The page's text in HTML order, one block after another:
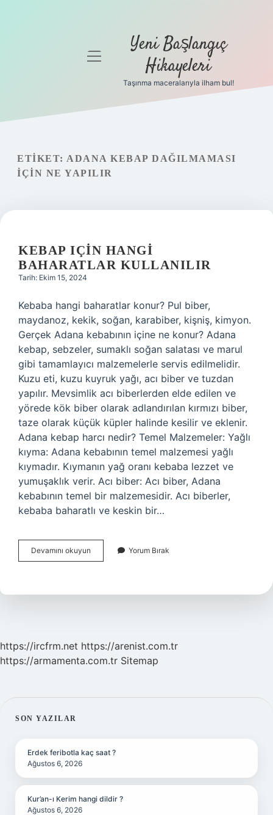
Gizlilik
Yasal Uyarı
menüyü
Yeni Başlangıç
Hikayeleri
Taşınma maceralarıyla ilham bul!
ETIKET: ADANA KEBAP DAĞILMAMASI
IÇIN NE YAPILIR
KEBAP IÇIN HANGI
BAHARATLAR KULLANILIR
Tarih: Ekim 15, 2024
Kebaba hangi baharatlar konur? Pul biber,
maydanoz, kekik, soğan, karabiber, kişniş, kimyon.
Gerçek Adana kebabının içine ne konur? Adana
kebap, sebzeler, sumaklı soğan salatası ve marul
gibi tamamlayıcı malzemelerle servis edilmelidir.
Kuzu eti, kuzu kuyruk yağı, acı biber ve tuzdan
yapılır. Mevsimlik acı biberlerden elde edilen ve
yörede kök biber olarak adlandırılan kırmızı biber,
taze olarak küçük küpler halinde kesilir ve eklenir.
Adana kebap harcı nedir? Temel Malzemeler: Yağlı
kıyma: Adana kebabının temel malzemesi yağlı
kıymadır. Kıymanın yağ oranı kebaba lezzet ve
yumuşaklık verir. Acı biber: Acı biber, Adana
kebabının temel bir malzemesidir. Acı biberler,
kebaba baharatlı ve keskin bir…
Devamını okuyun
Için
Kullanılır
Yorum Bırak
https://ircfrm.net https://arenist.com.tr
https://armamenta.com.tr Sitemap
SIDEBAR
SON YAZILAR
Erdek feribotla kaç saat ?
Ağustos 6, 2026
Kur’an-ı Kerim hangi dildir ?
Ağustos 6, 2026